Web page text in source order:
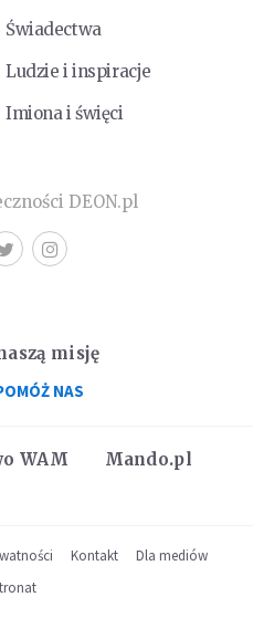
Świadectwa
Ludzie i inspiracje
Imiona i święci
DEON.pl
WAM
Mando.pl
misję
NAS
Kontakt
Dla mediów